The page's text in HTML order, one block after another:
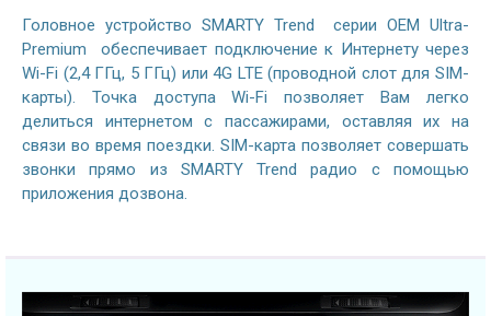
Головное устройство SMARTY Trend серии OEM Ultra-
Premium обеспечивает подключение к Интернету через
Wi-Fi (2,4 ГГц, 5 ГГц) или 4G LTE (проводной слот для SIM-
карты). Точка доступа Wi-Fi позволяет Вам легко
делиться интернетом с пассажирами, оставляя их на
связи во время поездки. SIM-карта позволяет совершать
звонки прямо из SMARTY Trend радио с помощью
приложения дозвона.